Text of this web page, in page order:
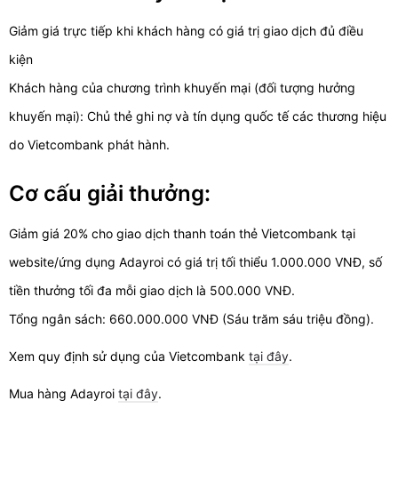
Giảm giá trực tiếp khi khách hàng có giá trị giao dịch đủ điều
kiện
Khách hàng của chương trình khuyến mại (đối tượng hưởng
khuyến mại): Chủ thẻ ghi nợ và tín dụng quốc tế các thương hiệu
do Vietcombank phát hành.
Cơ cấu giải thưởng:
Giảm giá 20% cho giao dịch thanh toán thẻ Vietcombank tại
website/ứng dụng Adayroi có giá trị tối thiểu 1.000.000 VNĐ, số
tiền thưởng tối đa mỗi giao dịch là 500.000 VNĐ.
Tổng ngân sách: 660.000.000 VNĐ (Sáu trăm sáu triệu đồng).
Xem quy định sử dụng của Vietcombank tại đây.
Mua hàng Adayroi tại đây.